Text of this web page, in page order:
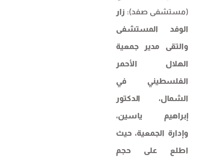
(مستشفى صفد):زار
الوفد المستشفى
والتقى مدير جمعية
الهلال الأحمر
الفلسطيني في
الشمال، الدكتور
إبراهيم ياسين،
وإدارة الجمعية، حيث
اطلع على حجم